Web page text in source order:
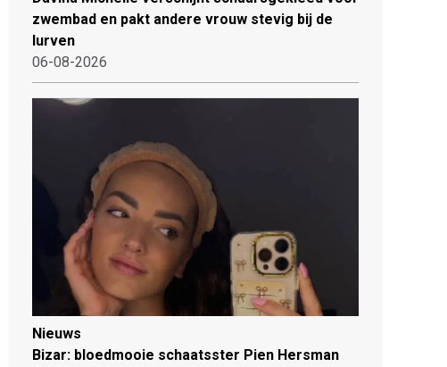
zwembad en pakt andere vrouw stevig bij de
lurven
06-08-2026
Nieuws
Bizar: bloedmooie schaatsster Pien Hersman